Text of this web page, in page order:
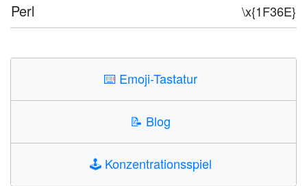
Perl \x{1F36E}
⌨️ Emoji-Tastatur
📝 Blog
🕹️ Konzentrationsspiel